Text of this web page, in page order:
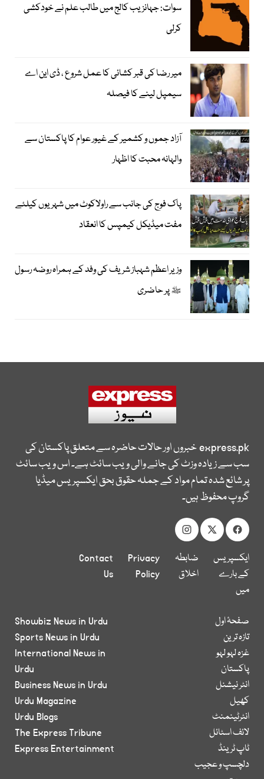
سوات: جہانزیب کالج میں طالب علم نے خودکشی
کرلی
میر رضا کی قبر کشائی کا عمل شروع ، ڈی این اے
سیمپل لینے کا فیصلہ
آزاد جموں و کشمیر کے غیور عوام کا پاکستان سے
والہانہ محبت کا اظہار
پاک فوج کی جانب سے راولاکوٹ میں شہریوں کیلئے
مفت میڈیکل کیمپس کا انعقاد
وزیر اعظم شہباز شریف کی وفد کے ہمراہ روضہ رسول
ﷺ پر حاضری
express.pkخبروں اور حالات حاضرہ سے متعلق پاکستان کی
سب سے زیادہ وزٹ کی جانے والی ویب سائٹ ہے۔ اس ویب سائٹ
پر شائع شدہ تمام مواد کے جملہ حقوق بحق ایکسپریس میڈیا
گروپ محفوظ ہیں۔
ایکسپریس
کے بارے
میں
ضابطہ
اخلاق
Privacy
Policy
Contact
Us
صفحۂ اول
تازہ ترین
غزہ لہو لہو
پاکستان
انٹر نیشنل
کھیل
انٹرٹینمنٹ
لائف اسٹائل
ٹاپ ٹرینڈ
دلچسپ و عجیب
Showbiz News in Urdu
Sports News in Urdu
International News in
Urdu
Business News in Urdu
Urdu Magazine
Urdu Blogs
The Express Tribune
Express Entertainment